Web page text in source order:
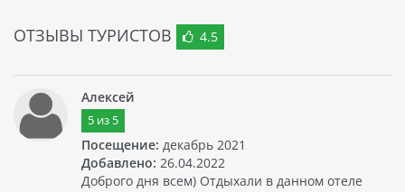
рестораны, которые предлагают аперитивы и легкие
перекусы.
Отель OCEAN BLUE & SAND является прекрасным выбором
для тех, кто хочет провести свой отпуск на Доминикане с
комфортом и наслаждаясь активным отдыхом.
ОТЗЫВЫ ТУРИСТОВ 4.5
Алексей
5из 5
Посещение: декабрь 2021
Добавлено: 26.04.2022
Доброго дня всем) Отдыхали в данном отеле